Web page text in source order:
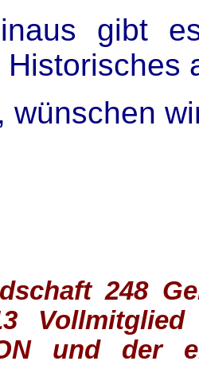
gibt
Historisches
wünschen
248
und der